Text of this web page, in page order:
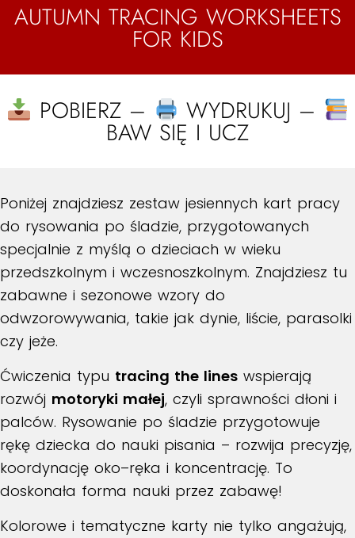
AUTUMN TRACING WORKSHEETS
FOR KIDS
POBIERZ – WYDRUKUJ –
BAW SIĘ I UCZ
Poniżej znajdziesz zestaw jesiennych kart pracy
do rysowania po śladzie, przygotowanych
specjalnie z myślą o dzieciach w wieku
przedszkolnym i wczesnoszkolnym. Znajdziesz tu
zabawne i sezonowe wzory do
odwzorowywania, takie jak dynie, liście, parasolki
czy jeże.
Ćwiczenia typu tracing the lines wspierają
rozwój motoryki małej, czyli sprawności dłoni i
palców. Rysowanie po śladzie przygotowuje
rękę dziecka do nauki pisania – rozwija precyzję,
koordynację oko–ręka i koncentrację. To
doskonała forma nauki przez zabawę!
Kolorowe i tematyczne karty nie tylko angażują,